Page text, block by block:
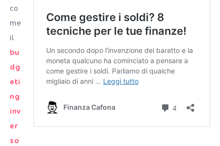
co
me
il
bu
dg
eti
ng
inv
er
so